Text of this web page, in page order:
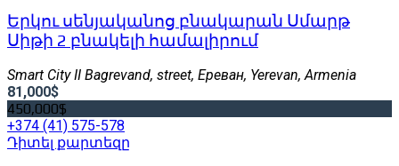
Երկու սենյականոց բնակարան Սմարթ
Սիթի 2 բնակելի համալիրում
Smart City II Bagrevand, street, Ереван, Yerevan, Armenia
81,000$
450,000$
+374 (41) 575-578
Դիտել քարտեզը